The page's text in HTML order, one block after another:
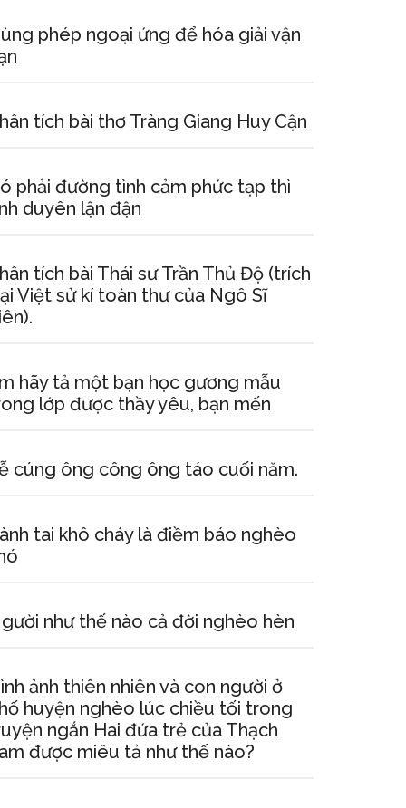
phép ngoại ứng để hóa giải vận
tích bài thơ Tràng Giang Huy Cận
phải đường tình cảm phức tạp thì
duyên lận đận
tích bài Thái sư Trần Thủ Độ (trích
Việt sử kí toàn thư của Ngô Sĩ
hãy tả một bạn học gương mẫu
lớp được thầy yêu, bạn mến
cúng ông công ông táo cuối năm.
tai khô cháy là điềm báo nghèo
như thế nào cả đời nghèo hèn
ảnh thiên nhiên và con người ở
huyện nghèo lúc chiều tối trong
ngắn Hai đứa trẻ của Thạch
được miêu tả như thế nào?